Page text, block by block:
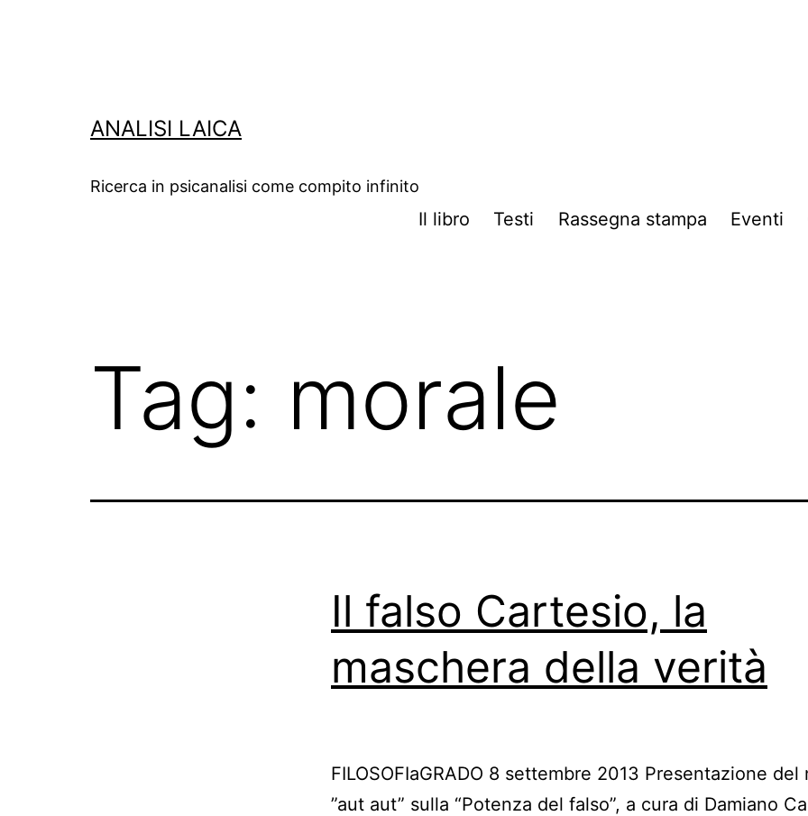
ANALISI LAICA
Ricerca in psicanalisi come compito infinito
Il libro Testi Rassegna stampa Eventi
Tag: morale
Il falso Cartesio, la
maschera della verità
FILOSOFIaGRADO 8 settembre 2013 Presentazione del
”aut aut” sulla “Potenza del falso”, a cura di Damiano